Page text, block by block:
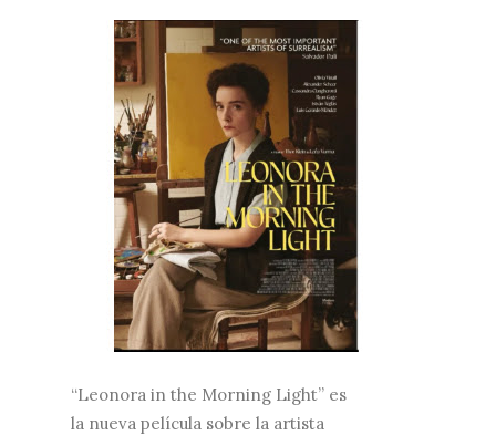
“Leonora in the Morning Light” es
la nueva película sobre la artista